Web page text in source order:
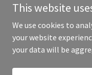
Copyright © 2026
This website
We use cookies to
your website
your data will be